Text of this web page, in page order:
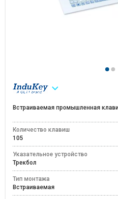
Встраиваемая промышленная
Количество клавиш
105
Указательное устройство
Трекбол
Тип монтажа
Встраиваемая